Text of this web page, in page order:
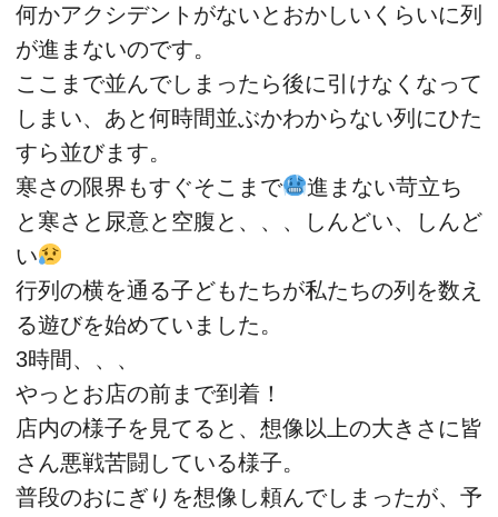
何かアクシデントがないとおかしいくらいに列
が進まないのです。
ここまで並んでしまったら後に引けなくなって
しまい、あと何時間並ぶかわからない列にひた
すら並びます。
寒さの限界もすぐそこまで
進まない苛立ち
と寒さと尿意と空腹と、、、しんどい、しんど
い
行列の横を通る子どもたちが私たちの列を数え
る遊びを始めていました。
3時間、、、
やっとお店の前まで到着！
店内の様子を見てると、想像以上の大きさに皆
さん悪戦苦闘している様子。
普段のおにぎりを想像し頼んでしまったが、予